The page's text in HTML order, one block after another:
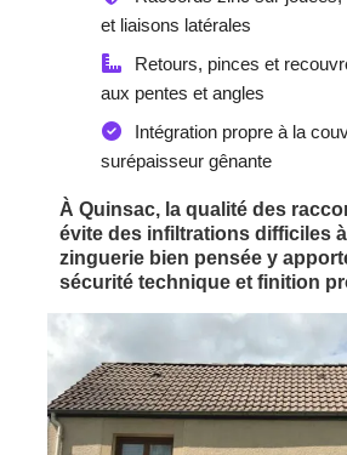
et liaisons latérales
Retours, pinces et
aux pentes et angles
Intégration propre à la
surépaisseur gênante
À Quinsac, la qualité des
évite des infiltrations difficiles
zinguerie bien pensée y
sécurité technique et finition